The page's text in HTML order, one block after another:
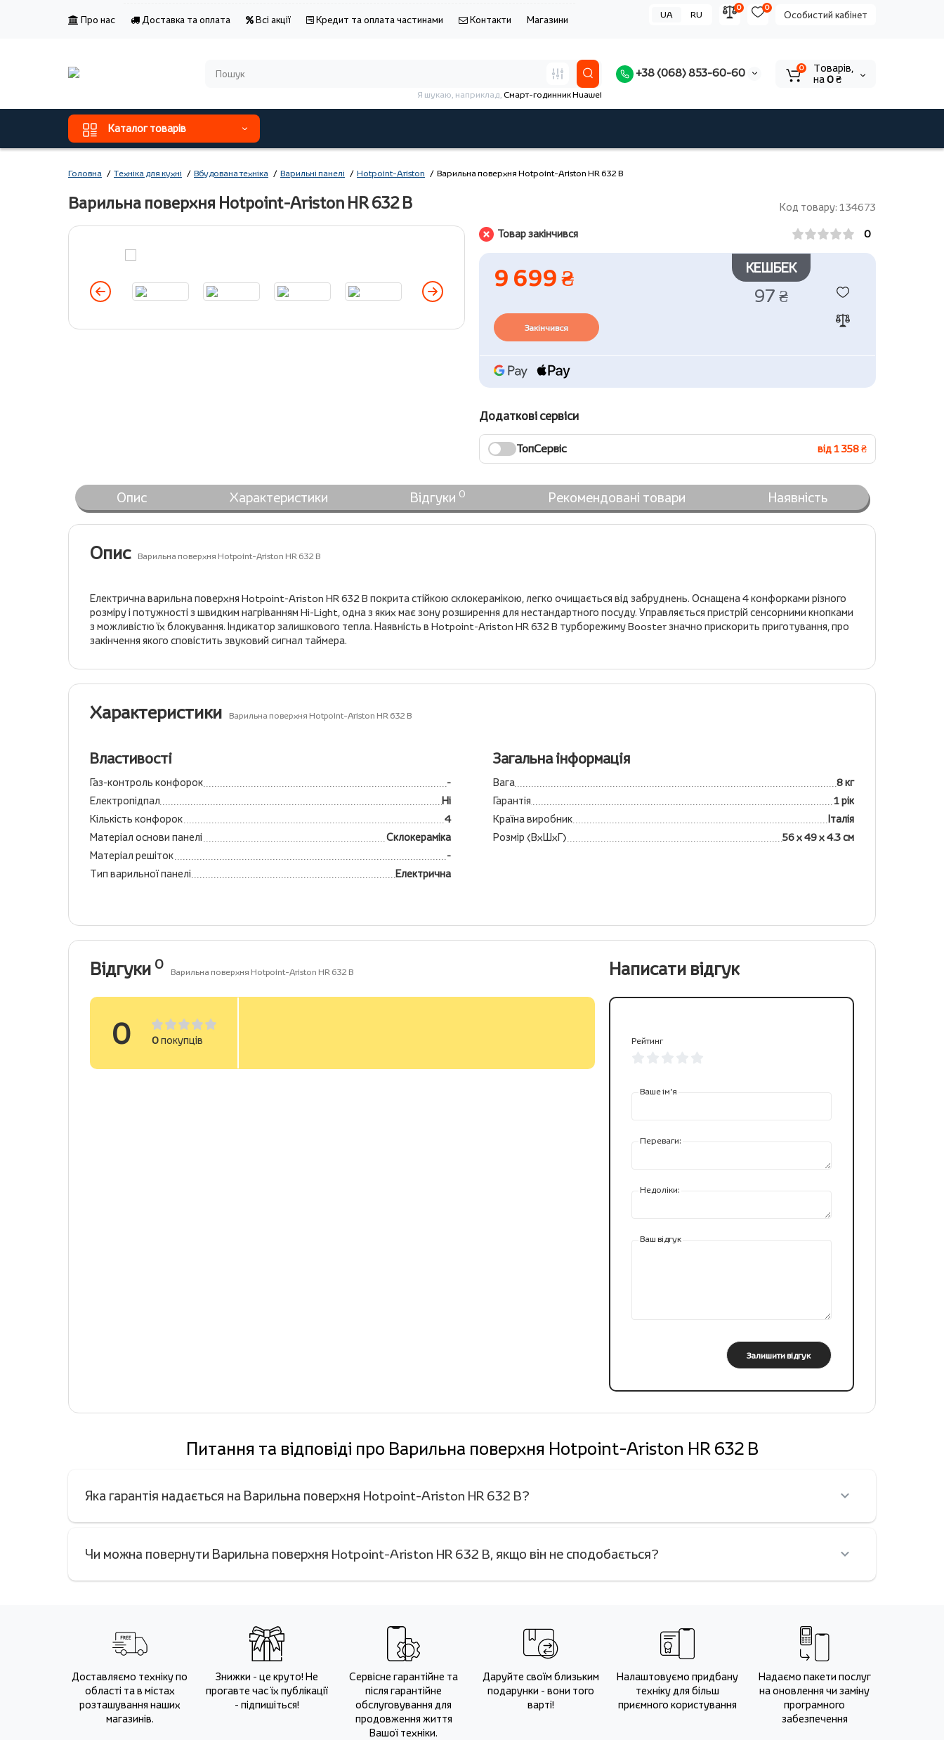
Про нас Доставка та оплата Всі акції Кредит та оплата частинами Контакти Магазини Особистий кабінет
0
0
UA RU
+38 (068) 853-60-60
Я шукаю, наприклад,Смарт-годинник Huawei
0
Tоварів,
на0 ₴
Каталог товарів
Головна Техніка для кухні Вбудована техніка Варильні панелі Hotpoint-Ariston Варильна поверхня Hotpoint-Ariston HR 632 B
Код товару: 134673
Варильна поверхня Hotpoint-Ariston HR 632 B
Товар закінчився 0
9 699 ₴ КЕШБЕК
97 ₴
Закінчився
Додаткові сервіси
ТопСервіс від 1 358 ₴
Опис Характеристики Відгуки 0 Рекомендовані товари Наявність
Опис Варильна поверхня Hotpoint-Ariston HR 632 B
Електрична варильна поверхня Hotpoint-Ariston HR 632 B покрита стійкою склокерамікою, легко очищається від забруднень. Оснащена 4 конфорками різного
розміру і потужності з швидким нагріванням Hi-Light, одна з яких має зону розширення для нестандартного посуду. Управляється пристрій сенсорними кнопками
з можливістю їх блокування. Індикатор залишкового тепла. Наявність в Hotpoint-Ariston HR 632 B турборежиму Booster значно прискорить приготування, про
закінчення якого сповістить звуковий сигнал таймера.
Характеристики Варильна поверхня Hotpoint-Ariston HR 632 B
Властивості
Газ-контроль конфорок
-
Електропідпал
Ні
Кількість конфорок
4
Матеріал основи панелі
Склокераміка
Матеріал решіток
-
Тип варильної панелі
Електрична
Загальна інформація
Вага
8 кг
Гарантія
1 рік
Країна виробник
Італія
Розмір (ВхШхГ)
56 х 49 х 4.3 см
Відгуки 0 Варильна поверхня Hotpoint-Ariston HR 632 B
0 0покупців
Написати відгук
Рейтинг
Ваше ім’я
Переваги:
Недоліки:
Ваш відгук
Залишити відгук
Питання та відповіді про Варильна поверхня Hotpoint-Ariston HR 632 B
Яка гарантія надається на Варильна поверхня Hotpoint-Ariston HR 632 B?
Чи можна повернути Варильна поверхня Hotpoint-Ariston HR 632 B, якщо він не сподобається?
Доставляємо техніку по
області та в містах
розташування наших
магазинів.
Знижки - це круто! Не
прогавте час їх публікації
- підпишіться!
Сервісне гарантійне та
після гарантійне
обслуговування для
продовження життя
Вашої техніки.
Даруйте своїм близьким
подарунки - вони того
варті!
Налаштовуємо придбану
техніку для більш
приємного користування
Надаємо пакети послуг
на оновлення чи заміну
програмного
забезпечення